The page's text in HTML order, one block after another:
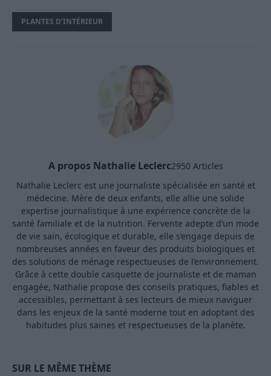
PLANTES D'INTÉRIEUR
A propos Nathalie Leclerc2950 Articles
Nathalie Leclerc est une journaliste spécialisée en santé et
médecine. Mère de deux enfants, elle allie une solide
expertise journalistique à une expérience concrète de la
santé familiale et de la nutrition. Fervente adepte d’un mode
de vie sain, écologique et durable, elle s’engage depuis de
nombreuses années en faveur des produits biologiques et
des solutions de ménage respectueuses de l’environnement.
Grâce à cette double casquette de journaliste et de maman
engagée, Nathalie propose des conseils pratiques, fiables et
accessibles, permettant à ses lecteurs de mieux naviguer
dans les enjeux de la santé moderne tout en adoptant des
habitudes plus saines et respectueuses de la planète.
SUR LE MÊME THÈME